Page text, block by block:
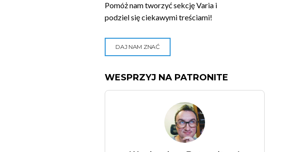
Pomóż nam tworzyć sekcję Varia i
podziel się ciekawymi treściami!
DAJ NAM ZNAĆ
WESPRZYJ NA PATRONITE